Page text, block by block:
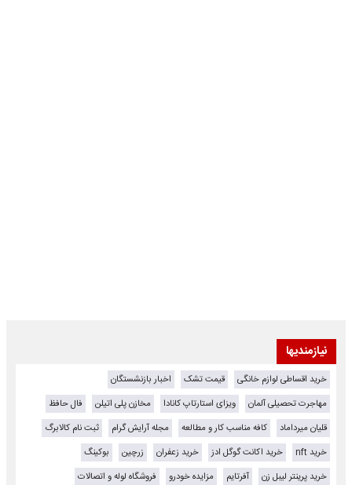
نیازمندیها
خرید اقساطی لوازم خانگی قیمت تشک
اخبار بازنشستگان
مهاجرت تحصیلی آلمان
ویزای استارتاپ کانادا مخازن پلی اتیلن
فال حافظ
قلیان میرداماد
کافه مناسب کار و مطالعه مجله آرایش گرام
ثبت نام کالابرگ
خرید nft
خرید اکانت گوگل ادز خرید زعفران زرچین
بوکینگ
خرید پرینتر لیبل زن
آفرتایم مزایده خودرو
فروشگاه لوله و اتصالات